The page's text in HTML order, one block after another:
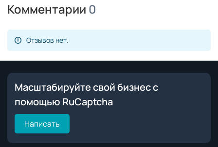
Комментарии 0
Отзывов нет.
Масштабируйте свой бизнес с
помощью RuCaptcha
Написать